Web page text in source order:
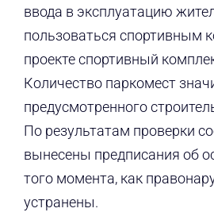
ввода в эксплуатацию
пользоваться спортивным
проекте спортивный
Количество паркомест
предусмотренного
По результатам проверки
вынесены предписания об
того момента, как
устранены.